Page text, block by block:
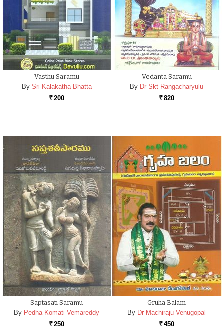
Vasthu Saramu
By Sri Kalakatha Bhatta
Rs. 200
Vedanta Saramu
By Dr Skt Rangacharyulu
Rs. 820
Saptasati Saramu
By Pedha Komati Vemareddy
Rs. 250
Gruha Balam
By Dr Machiraju Venugopal
Rs. 450